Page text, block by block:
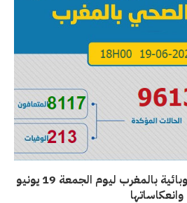
حصيلة تطورات الحالة الوبائية بالمغرب ليوم الجمعة 19 يونيو
وانعكاساتها